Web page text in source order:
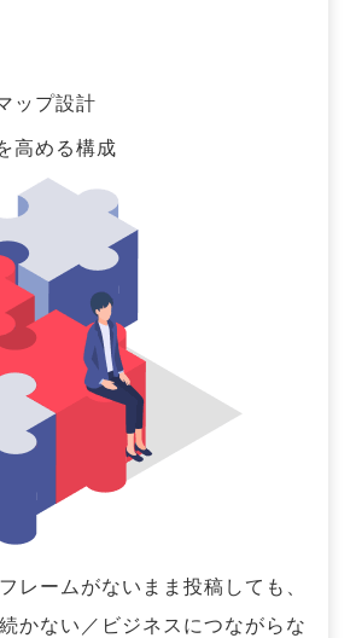
ップ設計
高める構成
レームがないまま投稿しても、
かない／ビジネスにつながらな